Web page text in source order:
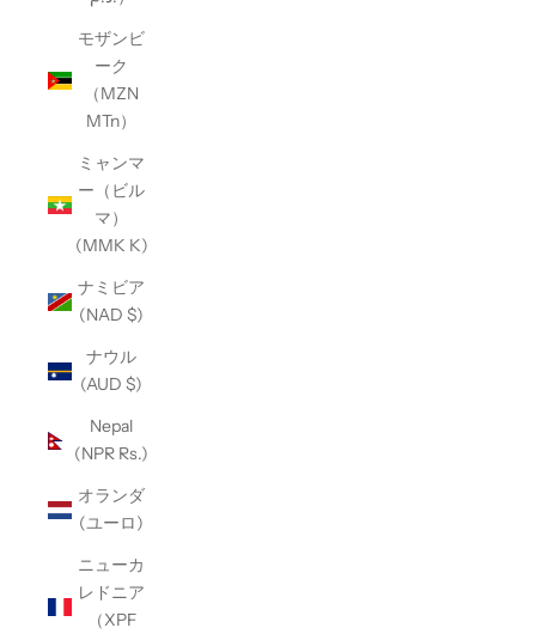
モザンビ
ーク
（MZN
MTn）
ミャンマ
ー（ビル
マ）
(MMK K)
ナミビア
(NAD $)
ナウル
(AUD $)
Nepal
(NPR Rs.)
オランダ
(ユーロ)
ニューカ
レドニア
（XPF